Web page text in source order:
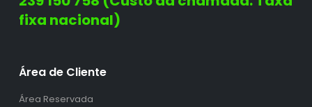
fixa nacional)
Área de Cliente
Área Reservada